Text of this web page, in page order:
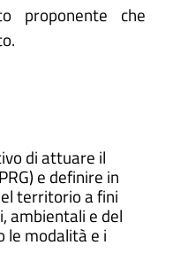
proponente che
di attuare il
e definire in
territorio a fini
ambientali e del
le modalità e i